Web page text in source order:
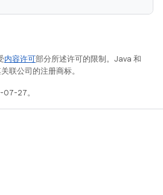
内容许可部分所述许可的限制。Java 和
联公司的注册商标。
27。